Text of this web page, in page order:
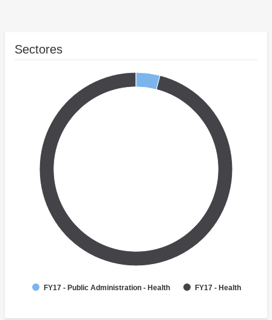
Sectores
FY17 - Public Administration - Health FY17 - Health